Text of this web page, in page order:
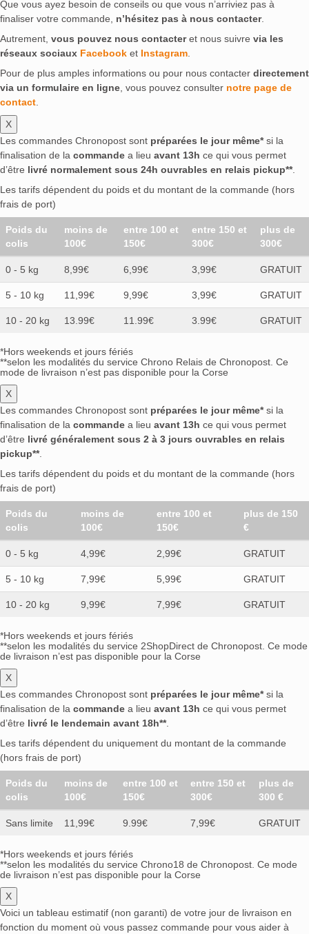
Que vous ayez besoin de conseils ou que vous n’arriviez pas à
finaliser votre commande, n’hésitez pas à nous contacter.
Autrement, vous pouvez nous contacteret nous suivre via les
réseaux sociaux Facebook et Instagram.
Pour de plus amples informations ou pour nous contacter directement
via un formulaire en ligne, vous pouvez consulter notre page de
contact.
X
Les commandes Chronopost sont préparées le jour même*si la
finalisation de la commande a lieu avant 13h ce qui vous permet
d’être livré normalement sous 24h ouvrables en relais pickup**.
Les tarifs dépendent du poids et du montant de la commande (hors
frais de port)
Poids du
colis
moins de
100€
entre 100 et
150€
entre 150 et
300€
plus de
300€
0 - 5 kg 8,99€ 6,99€ 3,99€ GRATUIT
5 - 10 kg 11,99€ 9,99€ 3,99€ GRATUIT
10 - 20 kg 13.99€ 11.99€ 3.99€ GRATUIT
*Hors weekends et jours fériés
**selon les modalités du service Chrono Relais de Chronopost. Ce
mode de livraison n’est pas disponible pour la Corse
X
Les commandes Chronopost sont préparées le jour même*si la
finalisation de la commande a lieu avant 13h ce qui vous permet
d’être livré généralement sous 2 à 3 jours ouvrables en relais
pickup**.
Les tarifs dépendent du poids et du montant de la commande (hors
frais de port)
Poids du
colis
moins de
100€
entre 100 et
150€
plus de 150
€
0 - 5 kg 4,99€ 2,99€ GRATUIT
5 - 10 kg 7,99€ 5,99€ GRATUIT
10 - 20 kg 9,99€ 7,99€ GRATUIT
*Hors weekends et jours fériés
**selon les modalités du service 2ShopDirect de Chronopost. Ce mode
de livraison n’est pas disponible pour la Corse
X
Les commandes Chronopost sont préparées le jour même*si la
finalisation de la commande a lieu avant 13h ce qui vous permet
d’être livré le lendemain avant 18h**.
Les tarifs dépendent du uniquement du montant de la commande
(hors frais de port)
Poids du
colis
moins de
100€
entre 100 et
150€
entre 150 et
300€
plus de
300 €
Sans limite 11,99€ 9.99€ 7,99€ GRATUIT
*Hors weekends et jours fériés
**selon les modalités du service Chrono18 de Chronopost. Ce mode
de livraison n’est pas disponible pour la Corse
X
Voici un tableau estimatif (non garanti) de votre jour de livraison en
fonction du moment où vous passez commande pour vous aider à